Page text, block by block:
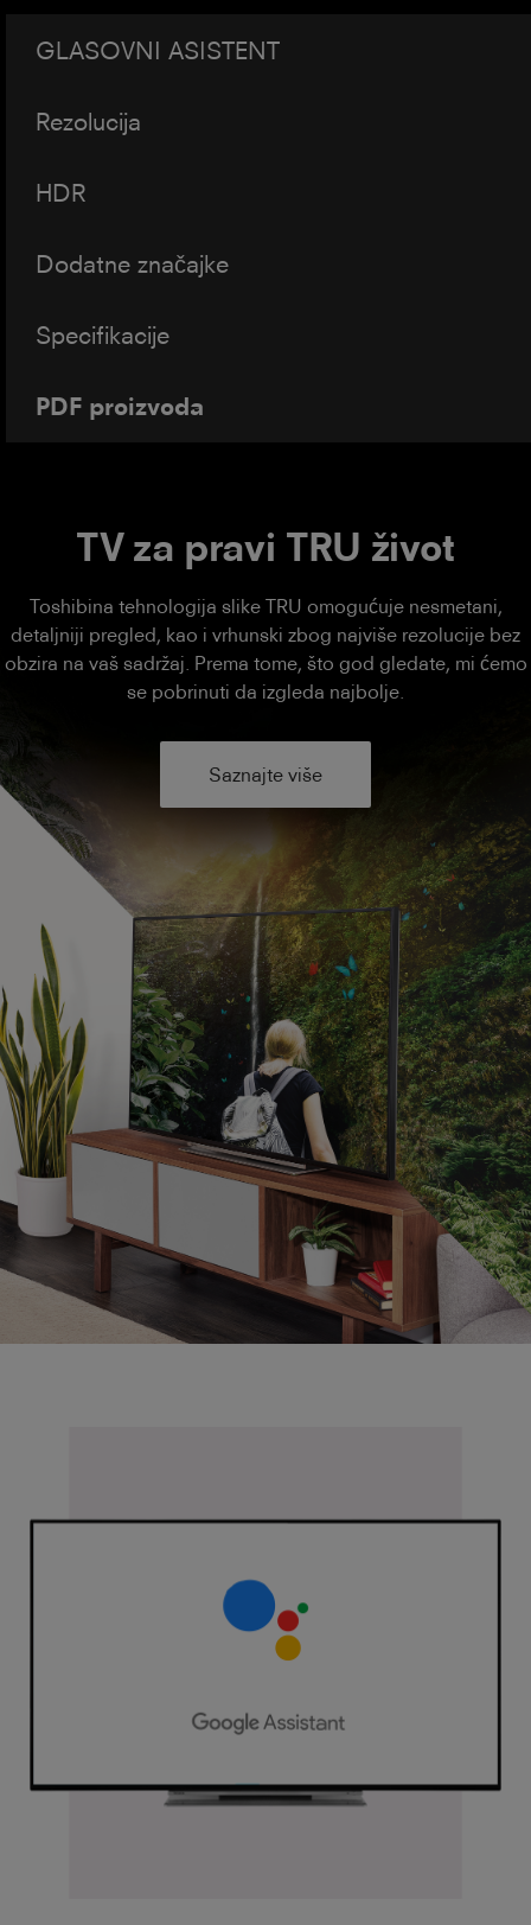
GLASOVNI ASISTENT
Rezolucija
HDR
Dodatne značajke
Specifikacije
PDF proizvoda
TV za pravi TRU život
Toshibina tehnologija slike TRU omogućuje nesmetani,
detaljniji pregled, kao i vrhunski zbog najviše rezolucije bez
obzira na vaš sadržaj. Prema tome, što god gledate, mi ćemo
se pobrinuti da izgleda najbolje.
Saznajte više